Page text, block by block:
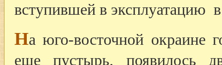
вступившей в эксплуатацию
На юго-восточной окраине
еще пустырь, появилось